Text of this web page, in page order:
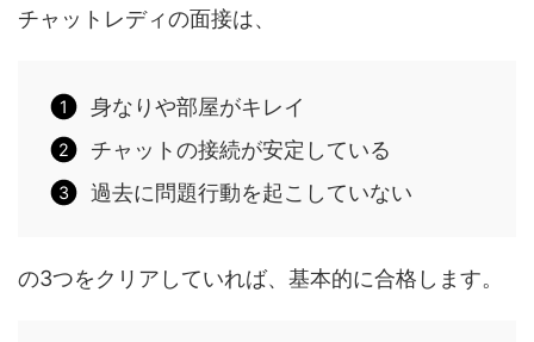
チャットレディの面接は、
身なりや部屋がキレイ
チャットの接続が安定している
過去に問題行動を起こしていない
の3つをクリアしていれば、基本的に合格します。